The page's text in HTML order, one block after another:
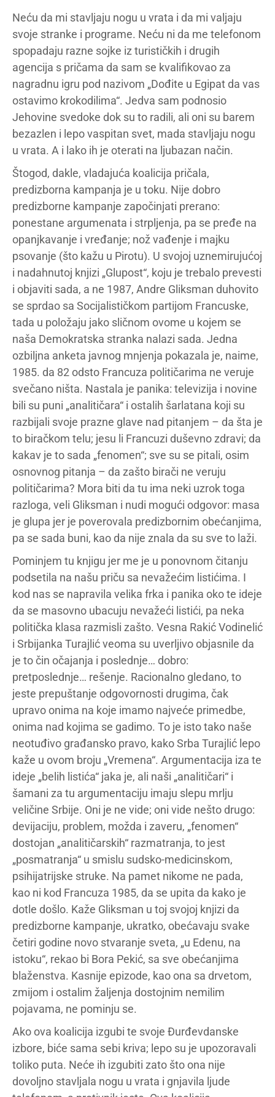
Neću da mi stavljaju nogu u vrata i da mi valjaju
svoje stranke i programe. Neću ni da me telefonom
spopadaju razne sojke iz turističkih i drugih
agencija s pričama da sam se kvalifikovao za
nagradnu igru pod nazivom „Dođite u Egipat da vas
ostavimo krokodilima“. Jedva sam podnosio
Jehovine svedoke dok su to radili, ali oni su barem
bezazlen i lepo vaspitan svet, mada stavljaju nogu
u vrata. A i lako ih je oterati na ljubazan način.
Štogod, dakle, vladajuća koalicija pričala,
predizborna kampanja je u toku. Nije dobro
predizborne kampanje započinjati prerano:
ponestane argumenata i strpljenja, pa se pređe na
opanjkavanje i vređanje; nož vađenje i majku
psovanje (što kažu u Pirotu). U svojoj uznemirujućoj
i nadahnutoj knjizi „Glupost“, koju je trebalo prevesti
i objaviti sada, a ne 1987, Andre Gliksman duhovito
se sprdao sa Socijalističkom partijom Francuske,
tada u položaju jako sličnom ovome u kojem se
naša Demokratska stranka nalazi sada. Jedna
ozbiljna anketa javnog mnjenja pokazala je, naime,
1985. da 82 odsto Francuza političarima ne veruje
svečano ništa. Nastala je panika: televizija i novine
bili su puni „analitičara“ i ostalih šarlatana koji su
razbijali svoje prazne glave nad pitanjem – da šta je
to biračkom telu; jesu li Francuzi duševno zdravi; da
kakav je to sada „fenomen“; sve su se pitali, osim
osnovnog pitanja – da zašto birači ne veruju
političarima? Mora biti da tu ima neki uzrok toga
razloga, veli Gliksman i nudi mogući odgovor: masa
je glupa jer je poverovala predizbornim obećanjima,
pa se sada buni, kao da nije znala da su sve to laži.
Pominjem tu knjigu jer me je u ponovnom čitanju
podsetila na našu priču sa nevažećim listićima. I
kod nas se napravila velika frka i panika oko te ideje
da se masovno ubacuju nevažeći listići, pa neka
politička klasa razmisli zašto. Vesna Rakić Vodinelić
i Srbijanka Turajlić veoma su uverljivo objasnile da
je to čin očajanja i poslednje… dobro:
pretposlednje… rešenje. Racionalno gledano, to
jeste prepuštanje odgovornosti drugima, čak
upravo onima na koje imamo najveće primedbe,
onima nad kojima se gadimo. To je isto tako naše
neotuđivo građansko pravo, kako Srba Turajlić lepo
kaže u ovom broju „Vremena“. Argumentacija iza te
ideje „belih listića“ jaka je, ali naši „analitičari“ i
šamani za tu argumentaciju imaju slepu mrlju
veličine Srbije. Oni je ne vide; oni vide nešto drugo:
devijaciju, problem, možda i zaveru, „fenomen“
dostojan „analitičarskih“ razmatranja, to jest
„posmatranja“ u smislu sudsko-medicinskom,
psihijatrijske struke. Na pamet nikome ne pada,
kao ni kod Francuza 1985, da se upita da kako je
dotle došlo. Kaže Gliksman u toj svojoj knjizi da
predizborne kampanje, ukratko, obećavaju svake
četiri godine novo stvaranje sveta, „u Edenu, na
istoku“, rekao bi Bora Pekić, sa sve obećanjima
blaženstva. Kasnije epizode, kao ona sa drvetom,
zmijom i ostalim žaljenja dostojnim nemilim
pojavama, ne pominju se.
Ako ova koalicija izgubi te svoje Đurđevdanske
izbore, biće sama sebi kriva; lepo su je upozoravali
toliko puta. Neće ih izgubiti zato što ona nije
dovoljno stavljala nogu u vrata i gnjavila ljude